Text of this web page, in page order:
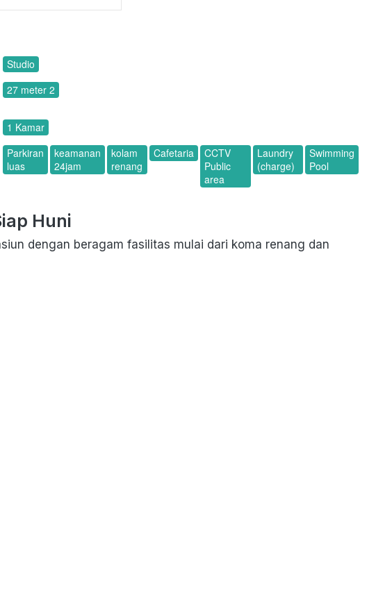
Studio
27 meter 2
1 Kamar
Parkiran
luas
keamanan
24jam
kolam
renang
Cafetaria
CCTV
Public
area
Laundry
(charge)
Swimming
Pool
Huni
dengan beragam fasilitas mulai dari koma renang dan